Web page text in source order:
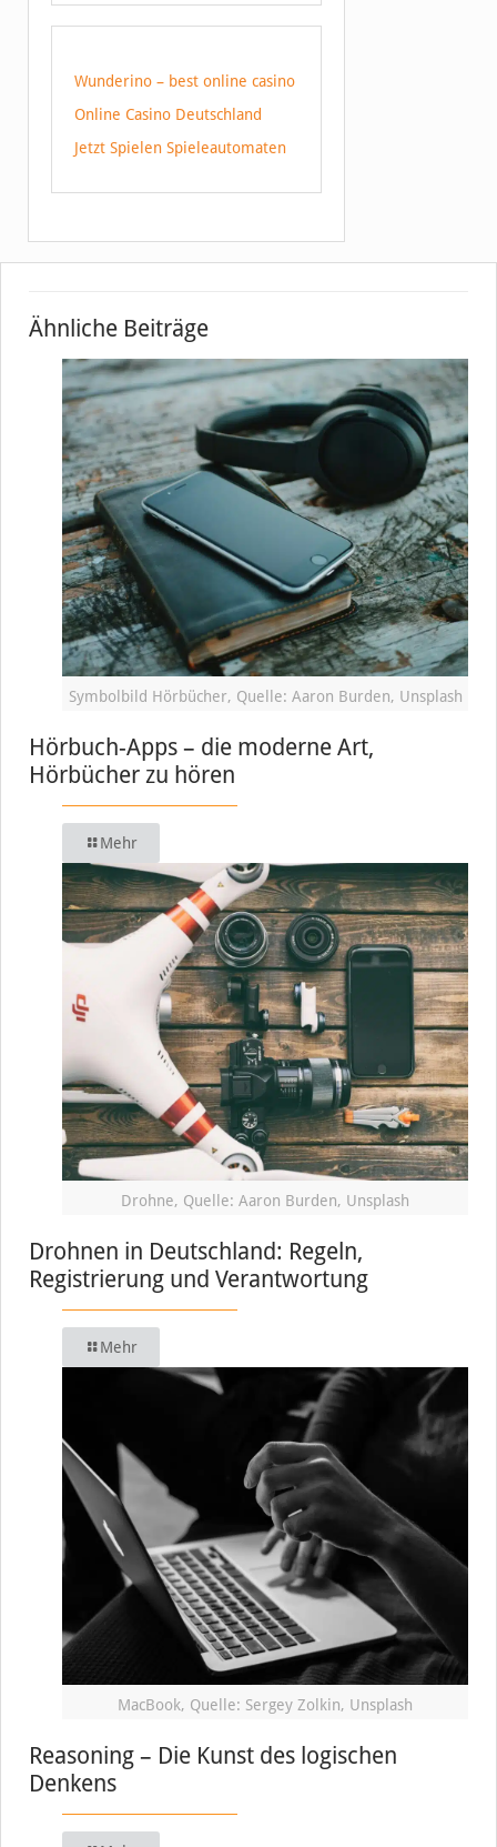
Wunderino – best online casino
Online Casino Deutschland
Jetzt Spielen Spieleautomaten
Ähnliche Beiträge
Symbolbild Hörbücher, Quelle: Aaron Burden, Unsplash
Hörbuch-Apps – die moderne Art,
Hörbücher zu hören
Mehr
Drohne, Quelle: Aaron Burden, Unsplash
Drohnen in Deutschland: Regeln,
Registrierung und Verantwortung
Mehr
MacBook, Quelle: Sergey Zolkin, Unsplash
Reasoning – Die Kunst des logischen
Denkens